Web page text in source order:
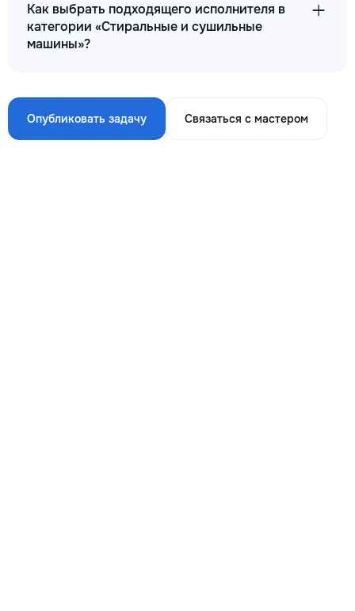
Как выбрать подходящего исполнителя в
категории «Стиральные и сушильные
машины»?
Опубликовать задачу Связаться с мастером